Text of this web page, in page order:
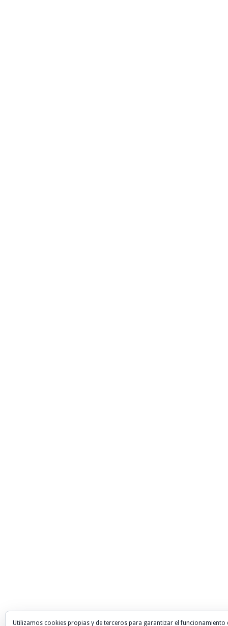
Utilizamos cookies propias y de terceros para garantizar el funcionamiento